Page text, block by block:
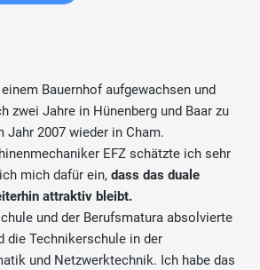
Bauernhof aufgewachsen und
zwei Jahre in Hünenberg und Baar zu
Jahr 2007 wieder in Cham.
EFZ schätzte ich sehr
mich dafür ein, dass das duale
attraktiv bleibt.
und der Berufsmatura absolvierte
die Technikerschule in der
und Netzwerktechnik. Ich habe das